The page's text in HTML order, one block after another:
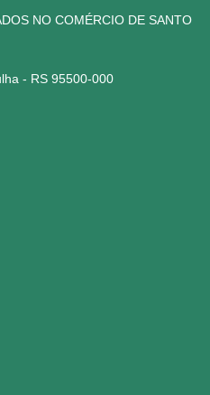
NO COMÉRCIO DE SANTO
- RS 95500-000